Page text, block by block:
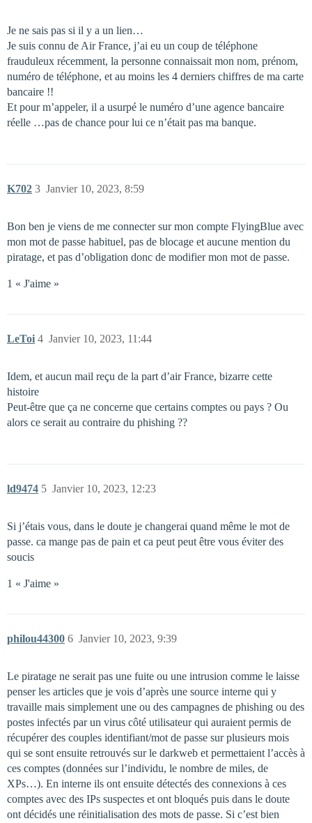
Je ne sais pas si il y a un lien…
Je suis connu de Air France, j’ai eu un coup de téléphone
frauduleux récemment, la personne connaissait mon nom, prénom,
numéro de téléphone, et au moins les 4 derniers chiffres de ma carte
bancaire !!
Et pour m’appeler, il a usurpé le numéro d’une agence bancaire
réelle …pas de chance pour lui ce n’était pas ma banque.
K702 Janvier 10, 2023, 8:59
3
Bon ben je viens de me connecter sur mon compte FlyingBlue avec
mon mot de passe habituel, pas de blocage et aucune mention du
piratage, et pas d’obligation donc de modifier mon mot de passe.
1 « J'aime »
LeToi Janvier 10, 2023, 11:44
4
Idem, et aucun mail reçu de la part d’air France, bizarre cette
histoire
Peut-être que ça ne concerne que certains comptes ou pays ? Ou
alors ce serait au contraire du phishing ??
ld9474 Janvier 10, 2023, 12:23
5
Si j’étais vous, dans le doute je changerai quand même le mot de
passe. ca mange pas de pain et ca peut peut être vous éviter des
soucis
1 « J'aime »
philou44300 Janvier 10, 2023, 9:39
6
Le piratage ne serait pas une fuite ou une intrusion comme le laisse
penser les articles que je vois d’après une source interne qui y
travaille mais simplement une ou des campagnes de phishing ou des
postes infectés par un virus côté utilisateur qui auraient permis de
récupérer des couples identifiant/mot de passe sur plusieurs mois
qui se sont ensuite retrouvés sur le darkweb et permettaient l’accès à
ces comptes (données sur l’individu, le nombre de miles, de
XPs…). En interne ils ont ensuite détectés des connexions à ces
comptes avec des IPs suspectes et ont bloqués puis dans le doute
ont décidés une réinitialisation des mots de passe. Si c’est bien